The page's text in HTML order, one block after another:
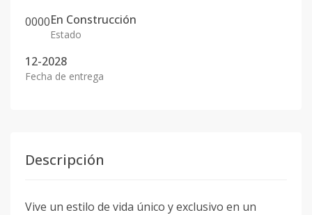
0000En Construcción
Estado
12-2028
Fecha de entrega
Descripción
Vive un estilo de vida único y exclusivo en un